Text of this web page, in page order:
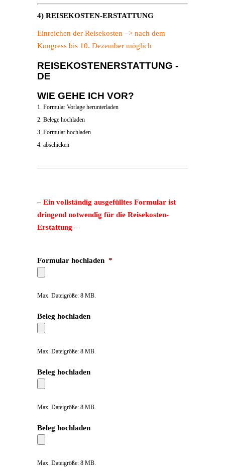
4) REISEKOSTEN-ERSTATTUNG
Einreichen der Reisekosten –> nach dem
Kongress bis 10. Dezember möglich
REISEKOSTENERSTATTUNG -
DE
WIE GEHE ICH VOR?
1. Formular Vorlage herunterladen
2. Belege hochladen
3. Formular hochladen
4. abschicken
– Ein vollständig ausgefülltes Formular ist
dringend notwendig für die Reisekosten-
Erstattung –
Formular hochladen *
Max. Dateigröße: 8 MB.
Beleg hochladen
Max. Dateigröße: 8 MB.
Beleg hochladen
Max. Dateigröße: 8 MB.
Beleg hochladen
Max. Dateigröße: 8 MB.